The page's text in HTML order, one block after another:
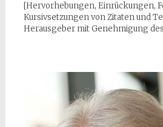
[Hervorhebungen, Einrückungen,
Kursivsetzungen von Zitaten und
Herausgeber mit Genehmigung